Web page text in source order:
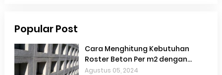
Popular Post
Cara Menghitung Kebutuhan
Roster Beton Per m2 dengan
Akurat
Agustus 05, 2024